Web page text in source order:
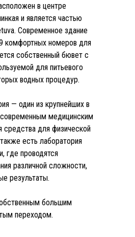
в центре
и является частью
Современное здание
комфортных номеров для
собственный бювет с
для питьевого
водных процедур.
— один из крупнейших в
медицинским
средства для физической
есть лаборатория
где проводятся
различной сложности,
результаты.
большим
переходом.